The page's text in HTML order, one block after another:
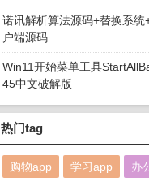
诺讯解析算法源码+替换系统
户端源码
Win11开始菜单工具
45中文破解版
热门tag
购物app 学习app 办